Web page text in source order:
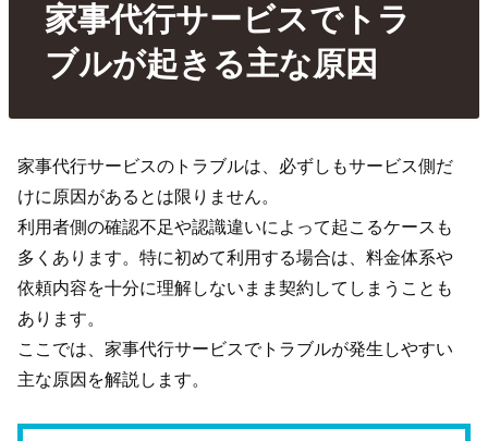
家事代行サービスでトラ
ブルが起きる主な原因
家事代行サービスのトラブルは、必ずしもサービス側だ
けに原因があるとは限りません。
利用者側の確認不足や認識違いによって起こるケースも
多くあります。特に初めて利用する場合は、料金体系や
依頼内容を十分に理解しないまま契約してしまうことも
あります。
ここでは、家事代行サービスでトラブルが発生しやすい
主な原因を解説します。